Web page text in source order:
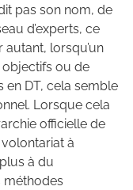
pas son nom, de
d’experts, ce
lorsqu’un
ou de
en DT, cela semble
Lorsque cela
officielle de
volontariat à
à du
méthodes